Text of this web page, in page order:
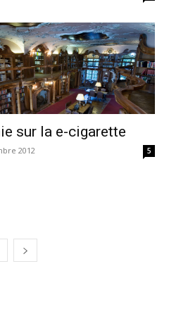
sur la e-cigarette
2012 5